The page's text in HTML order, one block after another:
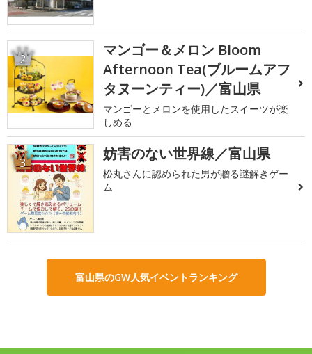
2
マンゴー＆メロン Bloom
Afternoon Tea(ブルームアフ
タヌーンティー)／富山県
マンゴーとメロンを使用したスイーツが楽
しめる
3 妨害のない世界線／富山県
松丸さんに認められた男が贈る謎解きゲー
ム
富山県のGW人気イベントランキング